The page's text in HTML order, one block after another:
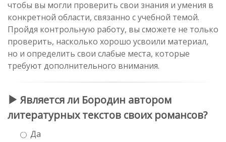
чтобы вы могли проверить свои знания и умения в
конкретной области, связанно с учебной темой.
Пройдя контрольную работу, вы сможете не только
проверить, насколько хорошо усвоили материал,
но и определить свои слабые места, которые
требуют дополнительного внимания.
Является ли Бородин автором
литературных текстов своих романсов?
Да